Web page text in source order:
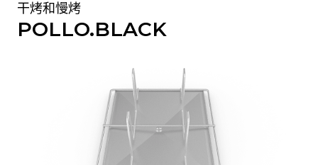
干烤和慢烤
POLLO.BLACK